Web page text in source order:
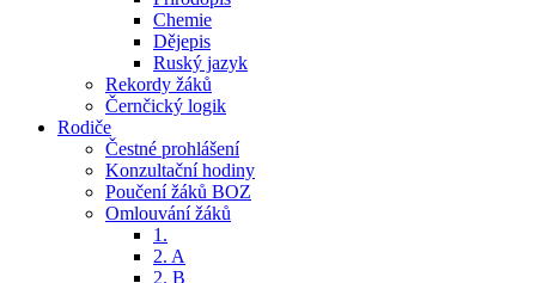
Chemie
Dějepis
Ruský jazyk
Rekordy žáků
Černčický logik
Rodiče
Čestné prohlášení
Konzultační hodiny
Poučení žáků BOZ
Omlouvání žáků
1.
2. A
2. B